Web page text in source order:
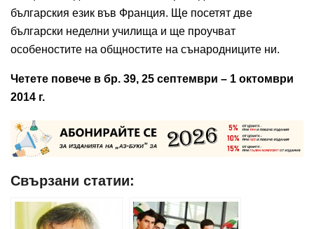
българския език във Франция. Ще посетят две
български неделни училища и ще проучват
особеностите на общностите на сънародниците ни.
Четете повече в бр. 39, 25 септември – 1 октомври
2014 г.
Свързани статии: